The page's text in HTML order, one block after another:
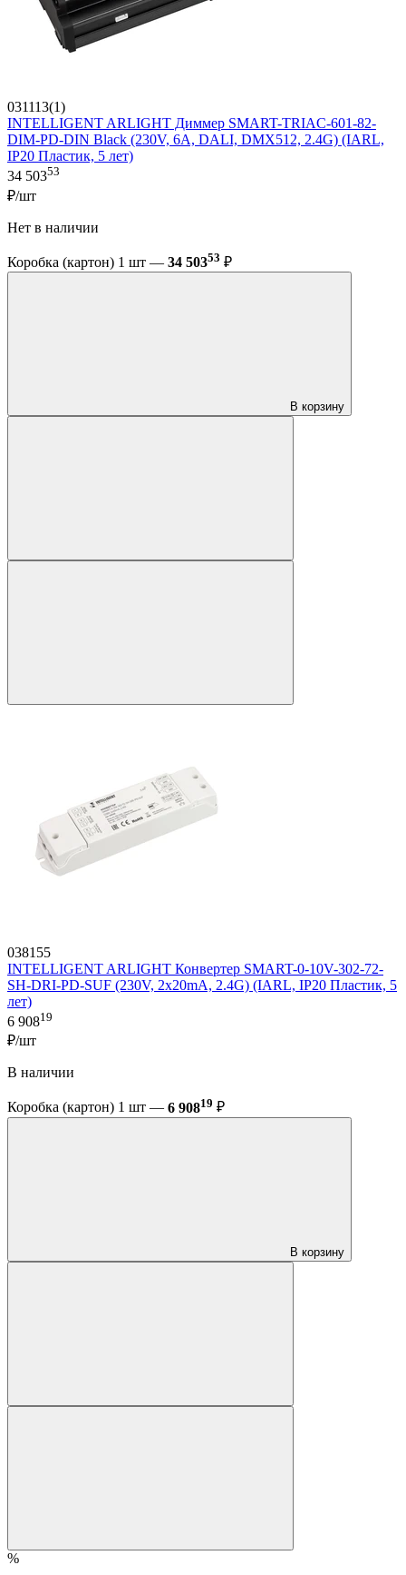
031113(1)
INTELLIGENT ARLIGHT Диммер SMART-TRIAC-601-82-
DIM-PD-DIN Black (230V, 6А, DALI, DMX512, 2.4G) (IARL,
IP20 Пластик, 5 лет)
34 50353
₽/шт
Нет в наличии
Коробка (картон) 1 шт — 34 50353 ₽
В корзину
038155
INTELLIGENT ARLIGHT Конвертер SMART-0-10V-302-72-
SH-DRI-PD-SUF (230V, 2x20mA, 2.4G) (IARL, IP20 Пластик, 5
лет)
6 90819
₽/шт
В наличии
Коробка (картон) 1 шт — 6 90819 ₽
В корзину
%